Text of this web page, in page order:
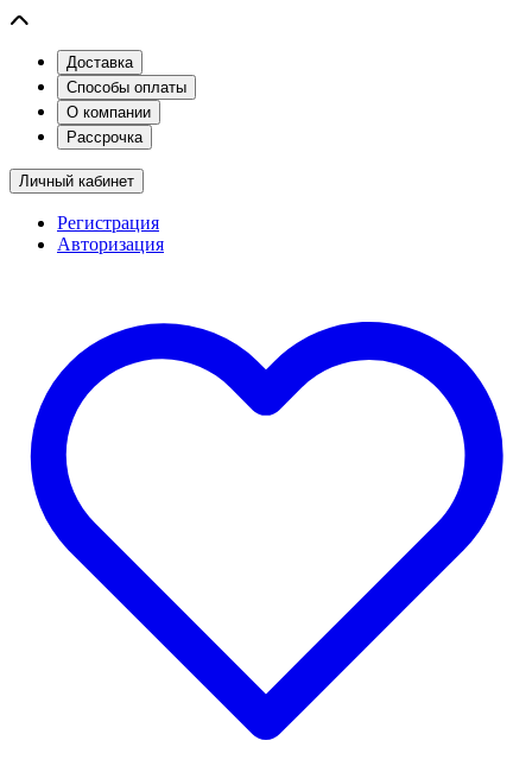
Доставка
Способы оплаты
О компании
Рассрочка
Личный кабинет
Регистрация
Авторизация